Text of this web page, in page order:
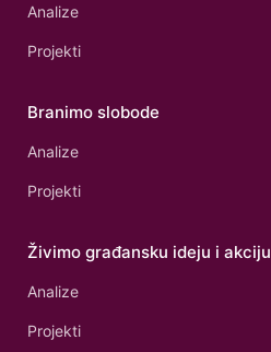
Analize
Projekti
Branimo slobode
Analize
Projekti
Živimo građansku ideju i akciju
Analize
Projekti